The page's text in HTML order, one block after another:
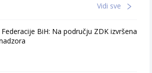
Vidi sve
BiH: Na području ZDK izvršena